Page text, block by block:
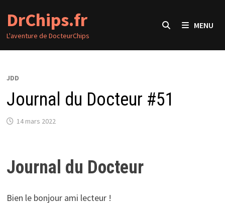
contenu
DrChips.fr
L'aventure de DocteurChips
MENU
JDD
Journal du Docteur #51
14 mars 2022
Journal du Docteur
Bien le bonjour ami lecteur !